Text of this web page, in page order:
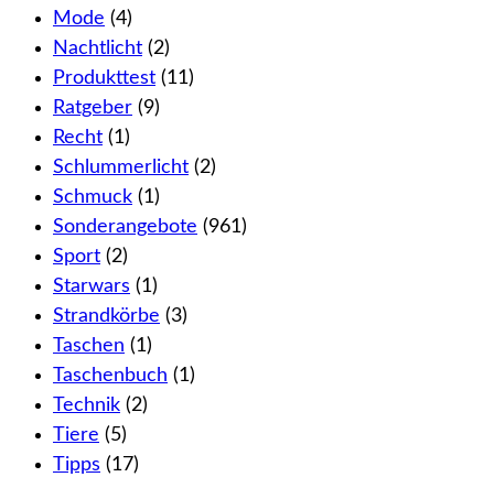
Mode (4)
Nachtlicht (2)
Produkttest (11)
Ratgeber (9)
Recht (1)
Schlummerlicht (2)
Schmuck (1)
Sonderangebote (961)
Sport (2)
Starwars (1)
Strandkörbe (3)
Taschen (1)
Taschenbuch (1)
Technik (2)
Tiere (5)
Tipps (17)